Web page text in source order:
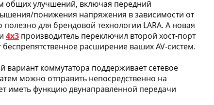
общих улучшений, включая передний
понижения напряжения в зависимости от
для брендовой технологии LARA. А новая
и 4х3 производитель переключил второй хост-порт
беспрепятственное расширение ваших AV-систем.
вариант коммутатора поддерживает сетевое
можно отправить непосредственно на
иметь функцию двунаправленной передачи